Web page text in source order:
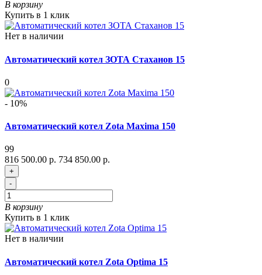
В корзину
Купить в 1 клик
Нет в наличии
Автоматический котел ЗОТА Стаханов 15
0
- 10%
Автоматический котел Zota Maxima 150
99
816 500.00 р. 734 850.00 р.
+
-
В корзину
Купить в 1 клик
Нет в наличии
Автоматический котел Zota Optima 15